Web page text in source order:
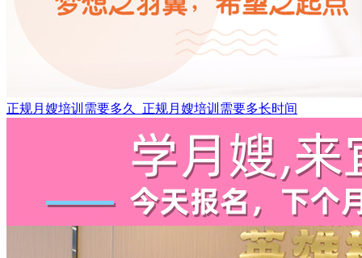
正规月嫂培训需要多久_正规月嫂培训需要多长时间